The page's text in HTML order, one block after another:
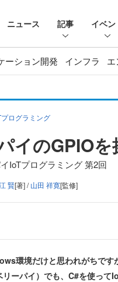
ニュース 記事 イベン
ーション開発 インフラ
ログラミング
イのGPIO
IoTプログラミング 第2回
賢[著] /山田 祥寛[監修]
環境だけと思われがちです
ーパイ）でも、C#を使って